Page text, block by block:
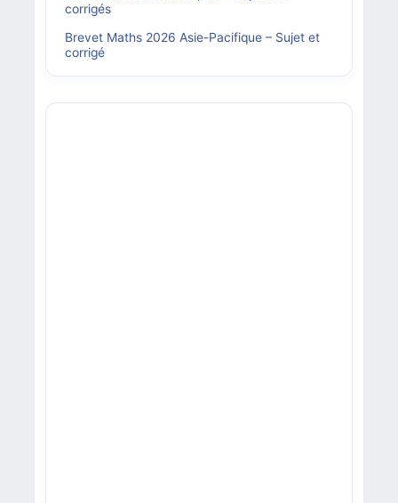
corrigés
Brevet Maths 2026 Asie-Pacifique – Sujet et
corrigé